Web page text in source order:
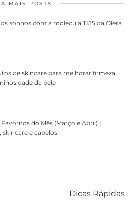
MAIS POSTS
sonhos com a molécula TI35 da Olera
de skincare para melhorar firmeza,
da pele
do Mês (Março e Abril) |
skincare e cabelos
Dicas Rápidas
diários
cabelos